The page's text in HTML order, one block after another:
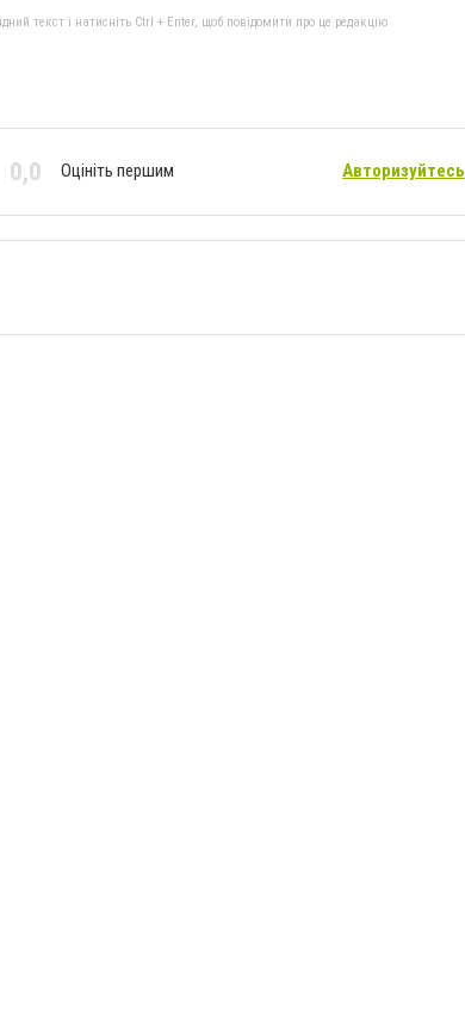
текст і натисніть Ctrl + Enter, щоб повідомити про це редакцію
0,0 Оцініть першим Авторизуйтесь